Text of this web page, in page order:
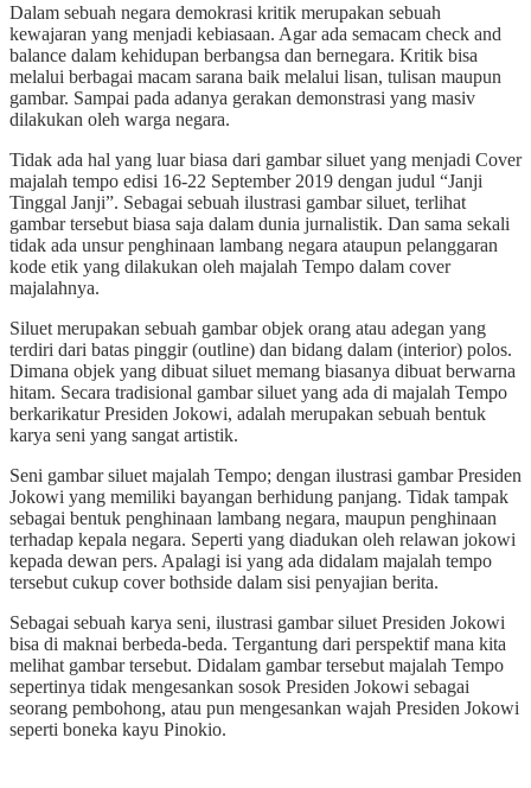
Dalam sebuah negara demokrasi kritik merupakan sebuah
kewajaran yang menjadi kebiasaan. Agar ada semacam check and
balance dalam kehidupan berbangsa dan bernegara. Kritik bisa
melalui berbagai macam sarana baik melalui lisan, tulisan maupun
gambar. Sampai pada adanya gerakan demonstrasi yang masiv
dilakukan oleh warga negara.
Tidak ada hal yang luar biasa dari gambar siluet yang menjadi Cover
majalah tempo edisi 16-22 September 2019 dengan judul “Janji
Tinggal Janji”. Sebagai sebuah ilustrasi gambar siluet, terlihat
gambar tersebut biasa saja dalam dunia jurnalistik. Dan sama sekali
tidak ada unsur penghinaan lambang negara ataupun pelanggaran
kode etik yang dilakukan oleh majalah Tempo dalam cover
majalahnya.
Siluet merupakan sebuah gambar objek orang atau adegan yang
terdiri dari batas pinggir (outline) dan bidang dalam (interior) polos.
Dimana objek yang dibuat siluet memang biasanya dibuat berwarna
hitam. Secara tradisional gambar siluet yang ada di majalah Tempo
berkarikatur Presiden Jokowi, adalah merupakan sebuah bentuk
karya seni yang sangat artistik.
Seni gambar siluet majalah Tempo; dengan ilustrasi gambar Presiden
Jokowi yang memiliki bayangan berhidung panjang. Tidak tampak
sebagai bentuk penghinaan lambang negara, maupun penghinaan
terhadap kepala negara. Seperti yang diadukan oleh relawan jokowi
kepada dewan pers. Apalagi isi yang ada didalam majalah tempo
tersebut cukup cover bothside dalam sisi penyajian berita.
Sebagai sebuah karya seni, ilustrasi gambar siluet Presiden Jokowi
bisa di maknai berbeda-beda. Tergantung dari perspektif mana kita
melihat gambar tersebut. Didalam gambar tersebut majalah Tempo
sepertinya tidak mengesankan sosok Presiden Jokowi sebagai
seorang pembohong, atau pun mengesankan wajah Presiden Jokowi
seperti boneka kayu Pinokio.